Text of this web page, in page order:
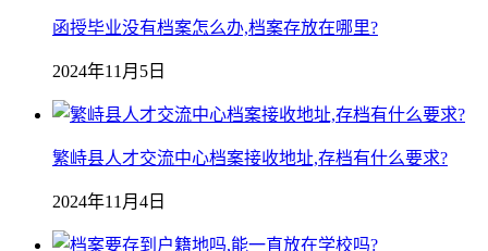
函授毕业没有档案怎么办,档案存放在哪里?
2024年11月5日
繁峙县人才交流中心档案接收地址,存档有什么要求?
2024年11月4日